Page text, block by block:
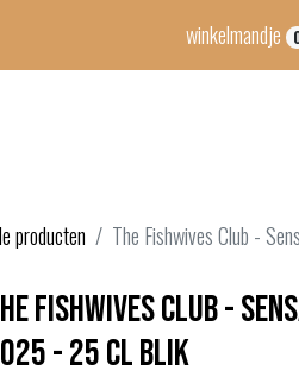
winkelmandje
producten The Fishwives Club -
Fishwives Club -
- 25 cl blik